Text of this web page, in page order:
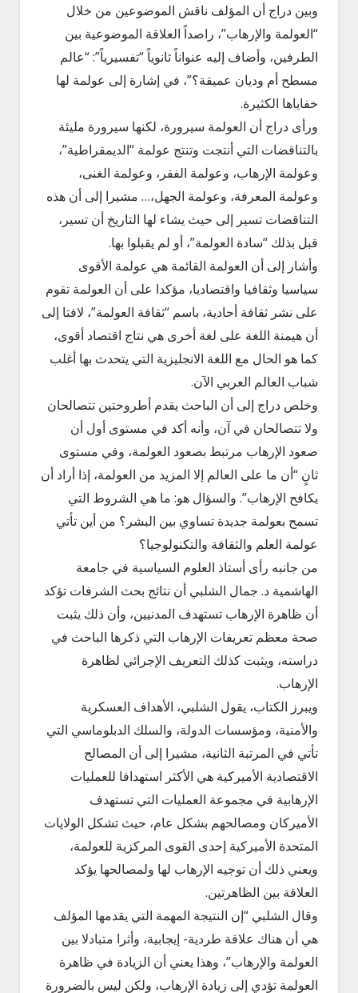
وبين دراج أن المؤلف ناقش الموضوعين من خلال
“العولمة والإرهاب”، راصداً العلاقة الموضوعية بين
الطرفين، وأضاف إليه عنواناً ثانوياً “تفسيرياً”: “عالم
مسطح أم وديان عميقة؟”، في إشارة إلى عولمة لها
خفاياها الكثيرة.
ورأى دراج أن العولمة سيرورة، لكنها سيرورة مليئة
بالتناقضات التي أنتجت وتنتج عولمة “الديمقراطية”،
وعولمة الإرهاب، وعولمة الفقر، وعولمة الغنى،
وعولمة المعرفة، وعولمة الجهل،… مشيرا إلى أن هذه
التناقضات تسير إلى حيث يشاء لها التاريخ أن تسير،
قبل بذلك “سادة العولمة”، أو لم يقبلوا بها.
وأشار إلى أن العولمة القائمة هي عولمة الأقوى
سياسيا وثقافيا واقتصاديا، مؤكدا على أن العولمة تقوم
على نشر ثقافة أحادية، باسم “ثقافة العولمة”، لافتا إلى
أن هيمنة اللغة على لغة أخرى هي نتاج اقتصاد أقوى،
كما هو الحال مع اللغة الانجليزية التي يتحدث بها أغلب
شباب العالم العربي الآن.
وخلص دراج إلى أن الباحث يقدم أطروحتين تتصالحان
ولا تتصالحان في آن، وأنه أكد في مستوى أول أن
صعود الإرهاب مرتبط بصعود العولمة، وفي مستوى
ثانٍ “أن ما على العالم إلا المزيد من العولمة، إذا أراد أن
يكافح الإرهاب”. والسؤال هو: ما هي الشروط التي
تسمح بعولمة جديدة تساوي بين البشر؟ من أين تأتي
عولمة العلم والثقافة والتكنولوجيا؟
من جانبه رأى أستاذ العلوم السياسية في جامعة
الهاشمية د. جمال الشلبي أن نتائج بحث الشرفات تؤكد
أن ظاهرة الإرهاب تستهدف المدنيين، وأن ذلك يثبت
صحة معظم تعريفات الإرهاب التي ذكرها الباحث في
دراسته، ويثبت كذلك التعريف الإجرائي لظاهرة
الإرهاب.
ويبرز الكتاب، يقول الشلبي، الأهداف العسكرية
والأمنية، ومؤسسات الدولة، والسلك الدبلوماسي التي
تأتي في المرتبة الثانية، مشيرا إلى أن المصالح
الاقتصادية الأميركية هي الأكثر استهدافا للعمليات
الإرهابية في مجموعة العمليات التي تستهدف
الأميركان ومصالحهم بشكل عام، حيث تشكل الولايات
المتحدة الأميركية إحدى القوى المركزية للعولمة،
ويعني ذلك أن توجيه الإرهاب لها ولمصالحها يؤكد
العلاقة بين الظاهرتين.
وقال الشلبي “إن النتيجة المهمة التي يقدمها المؤلف
هي أن هناك علاقة طردية- إيجابية، وأثرا متبادلا بين
العولمة والإرهاب”، وهذا يعني أن الزيادة في ظاهرة
العولمة تؤدي إلى زيادة الإرهاب، ولكن ليس بالضرورة